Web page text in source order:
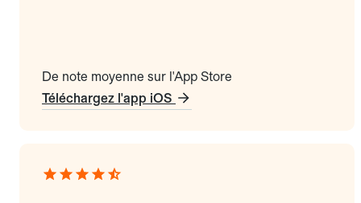
De note moyenne sur l'App Store
Téléchargez l'app iOS